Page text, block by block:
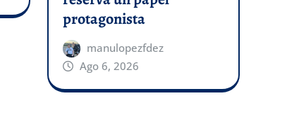
protagonista
manulopezfdez
Ago 6, 2026